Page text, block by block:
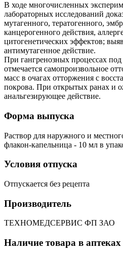
В ходе многочисленных
лабораторных исследований
мутагенного, тератогенного,
канцерогенного действия,
цитогенетических эффектов;
антимутагенное действие.
При гангренозных процессах под
отмечается самопроизвольное
масс в очагах отторжения с
покрова. При открытых ранах и
анальгезирующее действие.
Форма выпуска
Раствор для наружного и
флакон-капельница - 10 мл в
Условия отпуска
Отпускается без рецепта
Производитель
ТЕХНОМЕДСЕРВИС ФП ЗАО
Наличие товара в аптеках